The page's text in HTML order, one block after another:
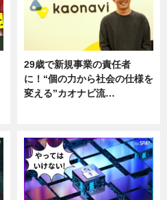
29歳で新規事業の責任者
に！“個の力から社会の仕様を
変える”カオナビ流…